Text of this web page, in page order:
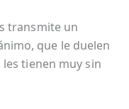
transmite un
que le duelen
tienen muy sin